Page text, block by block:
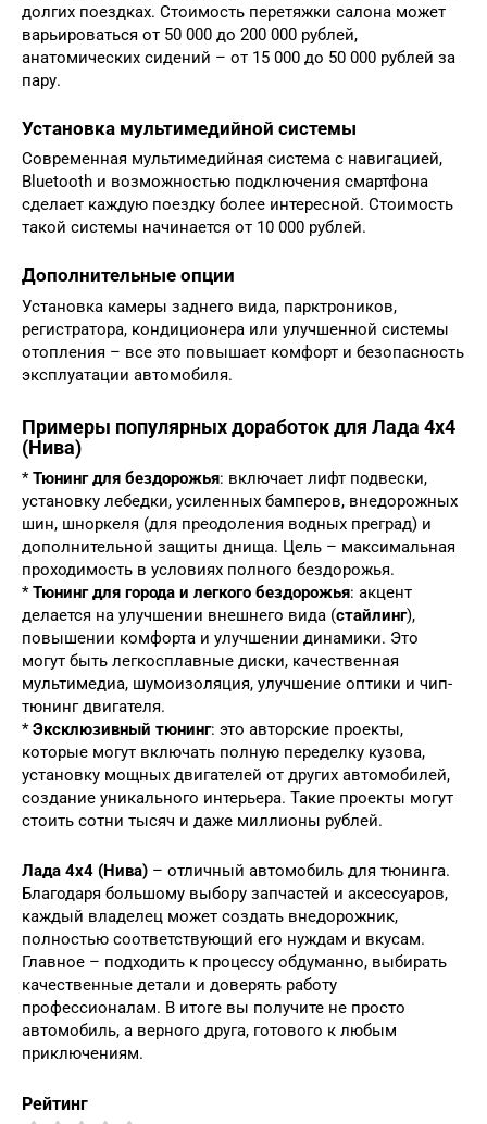
долгих поездках. Стоимость перетяжки салона может
варьироваться от 50 000 до 200 000 рублей,
анатомических сидений – от 15 000 до 50 000 рублей за
пару.
Установка мультимедийной системы
Современная мультимедийная система с навигацией,
Bluetooth и возможностью подключения смартфона
сделает каждую поездку более интересной. Стоимость
такой системы начинается от 10 000 рублей.
Дополнительные опции
Установка камеры заднего вида, парктроников,
регистратора, кондиционера или улучшенной системы
отопления – все это повышает комфорт и безопасность
эксплуатации автомобиля.
Примеры популярных доработок для Лада 4х4
(Нива)
*Тюнинг для бездорожья: включает лифт подвески,
установку лебедки, усиленных бамперов, внедорожных
шин, шноркеля (для преодоления водных преград) и
дополнительной защиты днища. Цель – максимальная
проходимость в условиях полного бездорожья.
*Тюнинг для города и легкого бездорожья: акцент
делается на улучшении внешнего вида (стайлинг),
повышении комфорта и улучшении динамики. Это
могут быть легкосплавные диски, качественная
мультимедиа, шумоизоляция, улучшение оптики и чип-
тюнинг двигателя.
*Эксклюзивный тюнинг: это авторские проекты,
которые могут включать полную переделку кузова,
установку мощных двигателей от других автомобилей,
создание уникального интерьера. Такие проекты могут
стоить сотни тысяч и даже миллионы рублей.
Лада 4х4 (Нива) – отличный автомобиль для тюнинга.
Благодаря большому выбору запчастей и аксессуаров,
каждый владелец может создать внедорожник,
полностью соответствующий его нуждам и вкусам.
Главное – подходить к процессу обдуманно, выбирать
качественные детали и доверять работу
профессионалам. В итоге вы получите не просто
автомобиль, а верного друга, готового к любым
приключениям.
Рейтинг